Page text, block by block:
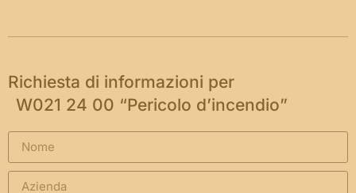
Richiesta di informazioni per
W021 24 00 “Pericolo d’incendio”